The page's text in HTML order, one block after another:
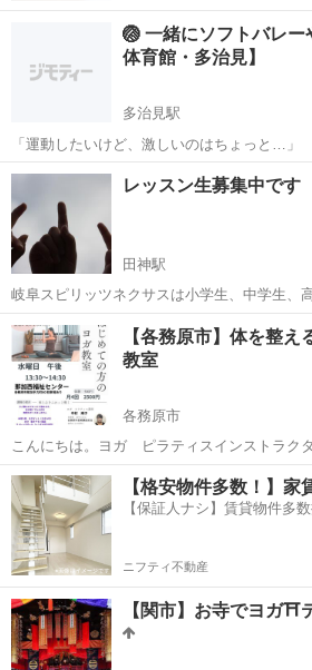
🏐 一緒にソフトバレ
体育館・多治見】
多治見駅
「運動したいけど、激しいのはちょっと…」
したい！」 そんな方にぴったりの教室です😊 ソフトバレーは、柔らか
いボールを使うので体への負担が少なく、運
者の方でも安心して楽しめます！...
岐阜 多治見市 多治見駅 その他
レッスン生募集中です
田神駅
岐阜スピリッツネクサスは小学生、中学生、
です。 野球がうまくなりたい、レギュラーとりたいと思う気持ちのあ
る子は、是非一度スピリッツネクサスの無料
ませんか？ お問い合わせお待ちし...
岐阜 岐阜市 田神駅 野球 レッ
【各務原市】体を整
教室
各務原市
こんにちは。ヨガ ピラティスインストラクターの
体を整えるヨガ ピラティス教室を開催しています。 参加
は 「体が軽くなった」「ギックリ腰をしなく
た」など、うれしいお声をい...
岐阜 各務原市 ヨガ ピラティス
【格安物件多数！】家
【保証人ナシ】賃貸物件多数
ニフティ不動産
【関市】お寺でヨガ⛩️